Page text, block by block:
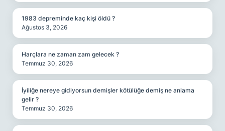
1983 depreminde kaç kişi öldü ?
Ağustos 3, 2026
Harçlara ne zaman zam gelecek ?
Temmuz 30, 2026
İyiliğe nereye gidiyorsun demişler kötülüğe demiş ne anlama
gelir ?
Temmuz 30, 2026